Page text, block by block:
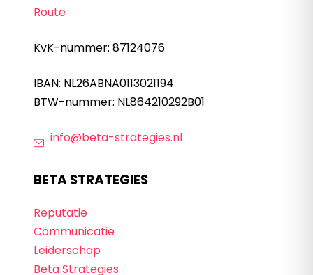
Route
KvK-nummer: 87124076
IBAN: NL26ABNA0113021194
BTW-nummer: NL864210292B01
info@beta-strategies.nl
BETA STRATEGIES
Reputatie
Communicatie
Leiderschap
Beta Strategies